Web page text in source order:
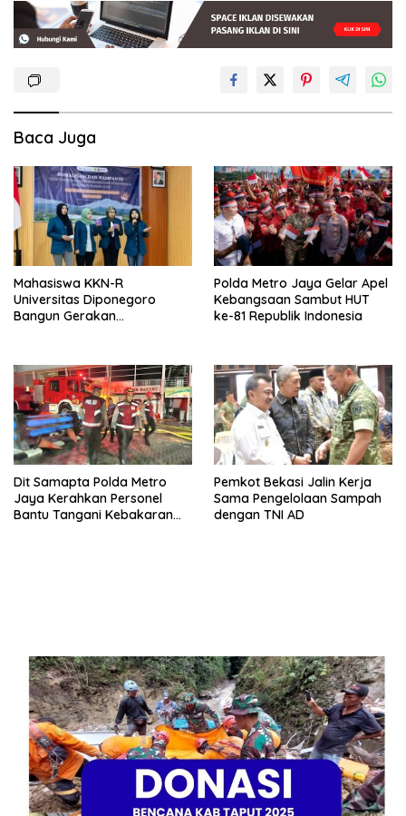
Baca Juga
Mahasiswa KKN-R
Universitas Diponegoro
Bangun Gerakan
Polda Metro Jaya Gelar Apel
Kebangsaan Sambut HUT
ke-81 Republik Indonesia
Dit Samapta Polda Metro
Jaya Kerahkan Personel
Bantu Tangani Kebakaran
Pemkot Bekasi Jalin Kerja
Sama Pengelolaan Sampah
dengan TNI AD